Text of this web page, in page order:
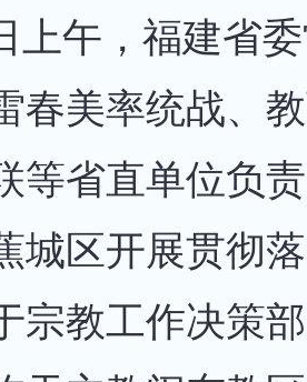
上午，福建省
春美率统战、
等省直单位负
城区开展贯彻
宗教工作决策